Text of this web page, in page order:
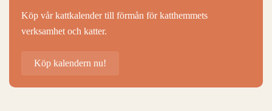
Köp vår kattkalender till förmån för katthemmets
verksamhet och katter.
Köp kalendern nu!